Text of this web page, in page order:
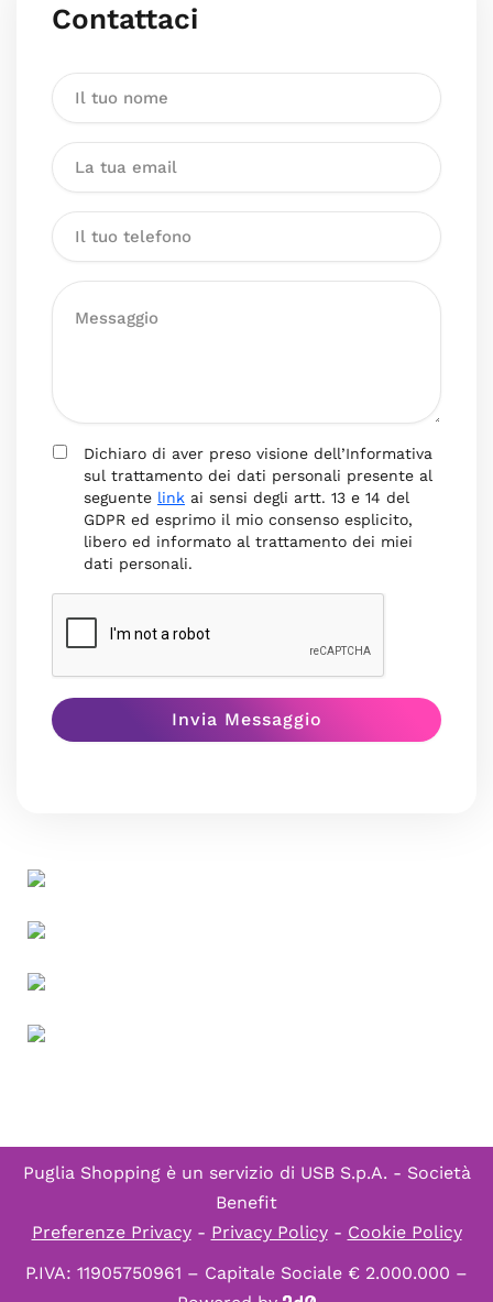
Contattaci
Dichiaro di aver preso visione dell’Informativa
sul trattamento dei dati personali presente al
seguente link ai sensi degli artt. 13 e 14 del
GDPR ed esprimo il mio consenso esplicito,
libero ed informato al trattamento dei miei
dati personali.
Puglia Shopping è un servizio di USB S.p.A. - Società
Benefit
Preferenze Privacy- Privacy Policy- Cookie Policy
P.IVA: 11905750961 – Capitale Sociale € 2.000.000 –